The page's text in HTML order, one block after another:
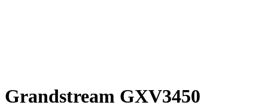
Grandstream GXV3450